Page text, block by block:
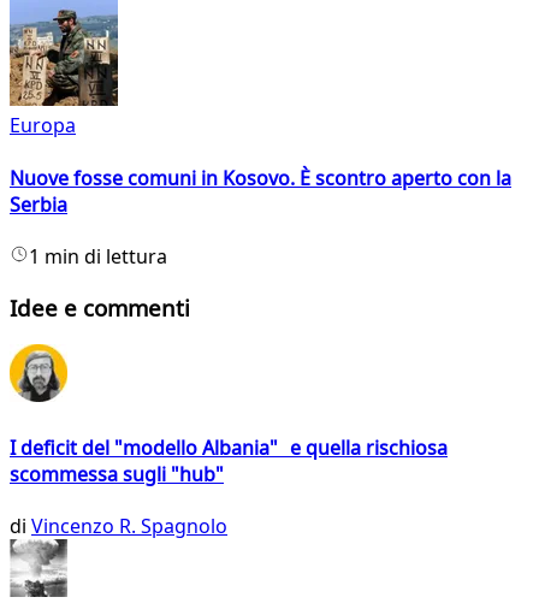
Europa
Nuove fosse comuni in Kosovo. È scontro aperto con la
Serbia
1 min di lettura
Idee e commenti
I deficit del "modello Albania" e quella rischiosa
scommessa sugli "hub"
di Vincenzo R. Spagnolo